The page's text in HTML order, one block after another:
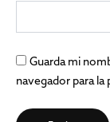
Guarda mi
navegador para